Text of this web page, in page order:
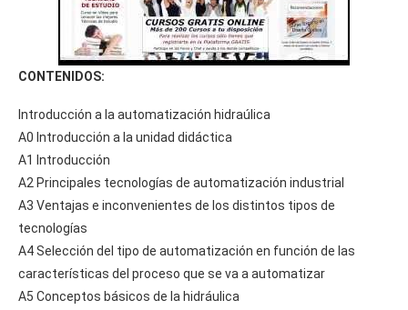
CONTENIDOS:
Introducción a la automatización hidraúlica
A0 Introducción a la unidad didáctica
A1 Introducción
A2 Principales tecnologías de automatización industrial
A3 Ventajas e inconvenientes de los distintos tipos de
tecnologías
A4 Selección del tipo de automatización en función de las
características del proceso que se va a automatizar
A5 Conceptos básicos de la hidráulica